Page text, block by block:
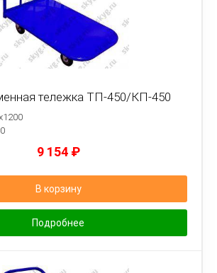
тележка ТП-450/КП-450
9 154 ₽
В корзину
Подробнее